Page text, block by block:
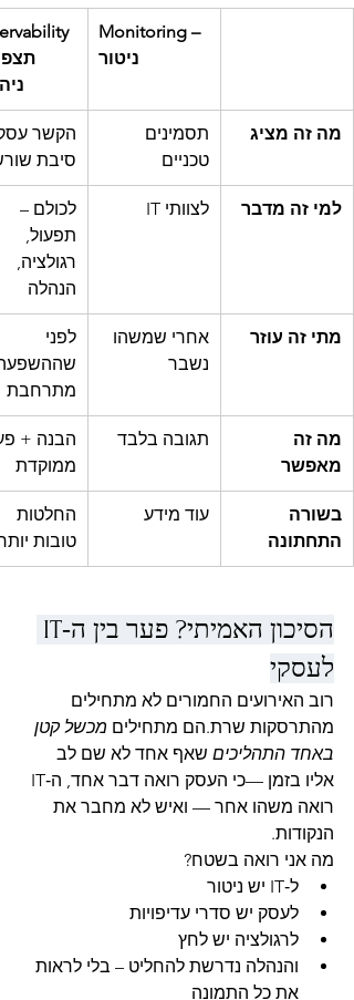
Monitoring –
ניטור
מה זה מציג
תסמינים
טכניים
הקשר
סיבת
למי זה מדבר לצוותי IT
לכולם –
תפעול,
רגולציה,
הנהלה
מתי זה עוזר
אחרי שמשהו
נשבר
לפני
מתרחבת
מה זה
מאפשר
תגובה בלבד
הבנה +
ממוקדת
בשורה
התחתונה
עוד מידע
החלטות
טובות
לעסקי
רוב האירועים החמורים לא מתחילים
מהתרסקות שרת.הם מתחילים מכשל קטן
באחד התהליכים שאף אחד לא שם לב
רואה משהו אחר — ואיש לא מחבר את
הנקודות.
מה אני רואה בשטח?
ל‑IT יש ניטור
לעסק יש סדרי עדיפויות
לרגולציה יש לחץ
והנהלה נדרשת להחליט – בלי לראות
את כל התמונה